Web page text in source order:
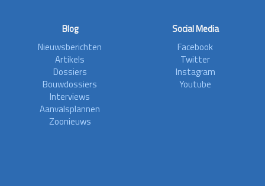
Blog
Nieuwsberichten
Artikels
Dossiers
Bouwdossiers
Interviews
Aanvalsplannen
Zoonieuws
Social Media
Facebook
Twitter
Instagram
Youtube